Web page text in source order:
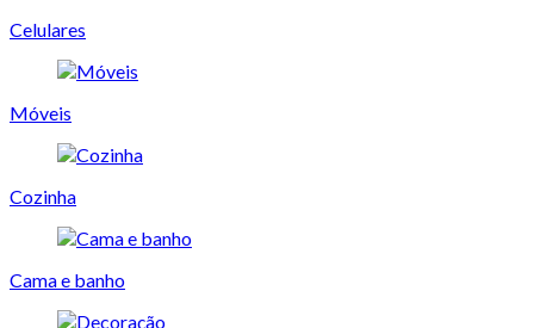
Celulares
Móveis
Cozinha
Cama e banho